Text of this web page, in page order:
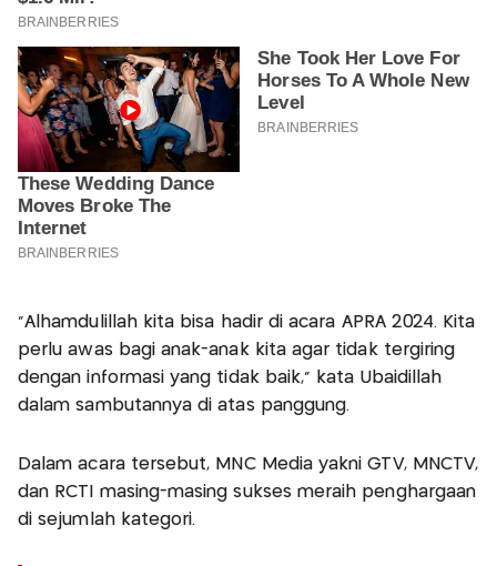
"Alhamdulillah kita bisa hadir di acara APRA 2024. Kita
perlu awas bagi anak-anak kita agar tidak tergiring
dengan informasi yang tidak baik," kata Ubaidillah
dalam sambutannya di atas panggung.
Dalam acara tersebut, MNC Media yakni GTV, MNCTV,
dan RCTI masing-masing sukses meraih penghargaan
di sejumlah kategori.